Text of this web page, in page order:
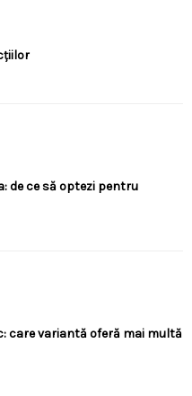
de ce să optezi pentru
care variantă oferă mai multă